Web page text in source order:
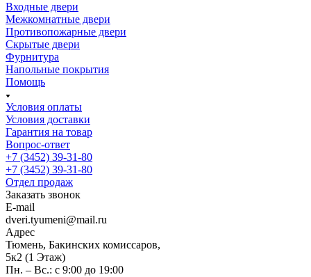
Входные двери
Межкомнатные двери
Противопожарные двери
Скрытые двери
Фурнитура
Напольные покрытия
Помощь
Условия оплаты
Условия доставки
Гарантия на товар
Вопрос-ответ
+7 (3452) 39-31-80
+7 (3452) 39-31-80
Отдел продаж
Заказать звонок
E-mail
dveri.tyumeni@mail.ru
Адрес
Тюмень, Бакинских комиссаров,
5к2 (1 Этаж)
Пн. – Вс.: с 9:00 до 19:00